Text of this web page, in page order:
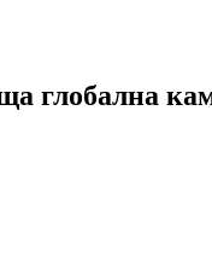
глобална